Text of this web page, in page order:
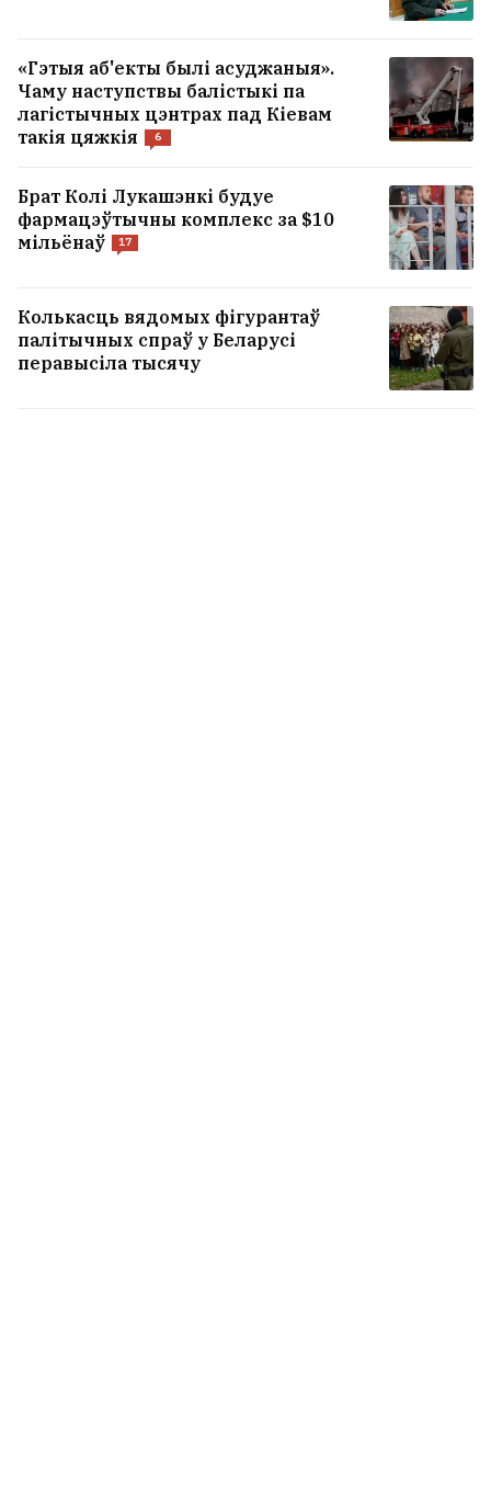
«Гэтыя аб'екты былі асуджаныя».
Чаму наступствы балістыкі па
лагістычных цэнтрах пад Кіевам
такія цяжкія
6
Брат Колі Лукашэнкі будуе
фармацэўтычны комплекс за $10
мільёнаў
17
Колькасць вядомых фігурантаў
палітычных спраў у Беларусі
перавысіла тысячу